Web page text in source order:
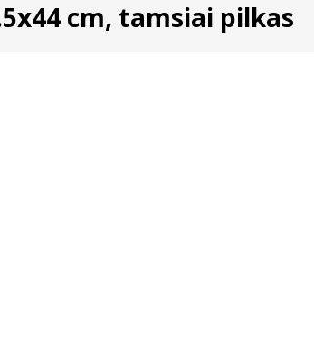
cm, tamsiai pilkas